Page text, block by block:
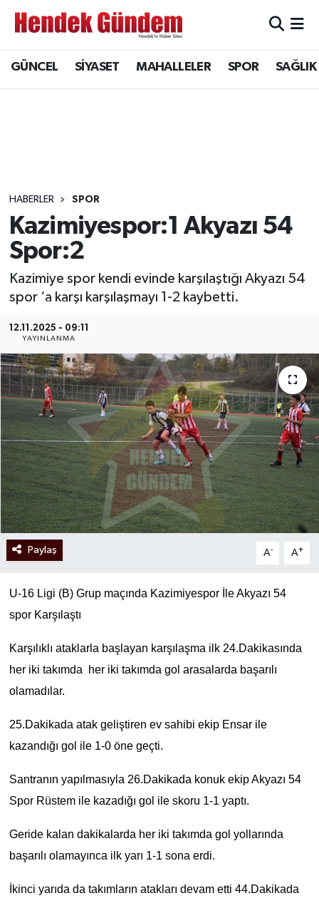
GÜNCEL SİYASET MAHALLELER SPOR SAĞLIK
HABERLER SPOR
Kazimiyespor:1 Akyazı 54
Spor:2
Kazimiye spor kendi evinde karşılaştığı Akyazı 54
spor ‘a karşı karşılaşmayı 1-2 kaybetti.
12.11.2025 - 09:11
YAYINLANMA
Paylaş A- A+
U-16 Ligi (B) Grup maçında Kazimiyespor İle Akyazı 54
spor Karşılaştı
Karşılıklı ataklarla başlayan karşılaşma ilk 24.Dakikasında
her iki takımda her iki takımda gol arasalarda başarılı
olamadılar.
25.Dakikada atak geliştiren ev sahibi ekip Ensar ile
kazandığı gol ile 1-0 öne geçti.
Santranın yapılmasıyla 26.Dakikada konuk ekip Akyazı 54
Spor Rüstem ile kazadığı gol ile skoru 1-1 yaptı.
Geride kalan dakikalarda her iki takımda gol yollarında
başarılı olamayınca ilk yarı 1-1 sona erdi.
İkinci yarıda da takımların atakları devam etti 44.Dakikada
Sakarya Hava Durumu
Süper Lig Puan Durumu ve Fikstür
Tüm Manşetler
Son Dakika Haberleri